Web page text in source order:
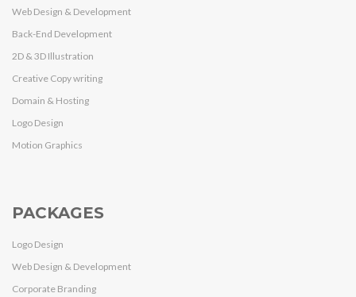
Web Design & Development
Back-End Development
2D & 3D Illustration
Creative Copy writing
Domain & Hosting
Logo Design
Motion Graphics
PACKAGES
Logo Design
Web Design & Development
Corporate Branding